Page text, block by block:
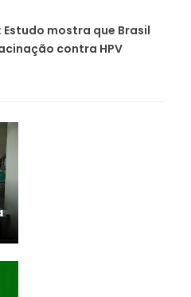
Estudo mostra que Brasil
contra HPV